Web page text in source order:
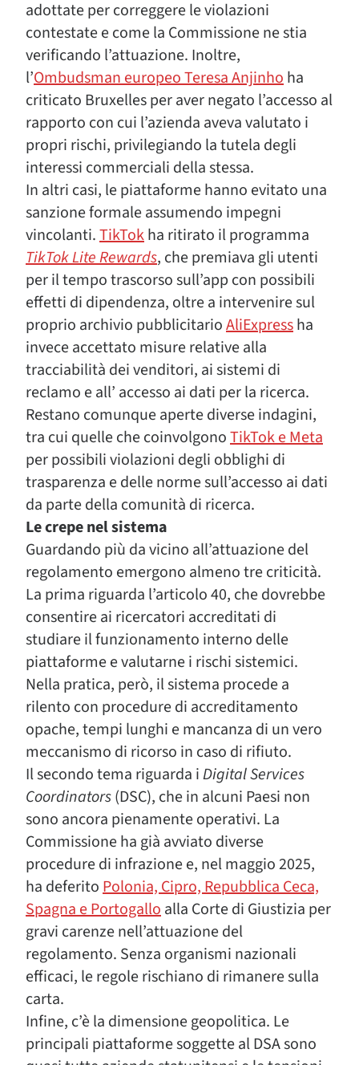
adottate per correggere le violazioni
contestate e come la Commissione ne stia
verificando l’attuazione. Inoltre,
l’Ombudsman europeo Teresa Anjinhoha
criticato Bruxelles per aver negato l’accesso al
rapporto con cui l’azienda aveva valutato i
propri rischi, privilegiando la tutela degli
interessi commerciali della stessa.
In altri casi, le piattaforme hanno evitato una
sanzione formale assumendo impegni
vincolanti.TikTokha ritirato il programma
TikTok Lite Rewards, che premiava gli utenti
per il tempo trascorso sull’app con possibili
effetti di dipendenza, oltre a intervenire sul
proprio archivio pubblicitarioAliExpressha
invece accettato misure relative alla
tracciabilità dei venditori, ai sistemi di
reclamo e all’ accesso ai dati per la ricerca.
Restano comunque aperte diverse indagini,
tra cui quelle che coinvolgonoTikTok e Meta
per possibili violazioni degli obblighi di
trasparenza e delle norme sull’accesso ai dati
da parte della comunità di ricerca.
Le crepe nel sistema
Guardando più da vicino all’attuazione del
regolamento emergono almeno tre criticità.
La prima riguarda l’articolo 40, che dovrebbe
consentire ai ricercatori accreditati di
studiare il funzionamento interno delle
piattaforme e valutarne i rischi sistemici.
Nella pratica, però, il sistema procede a
rilento con procedure di accreditamento
opache, tempi lunghi e mancanza di un vero
meccanismo di ricorso in caso di rifiuto.
Il secondo tema riguarda iDigital Services
Coordinators(DSC), che in alcuni Paesi non
sono ancora pienamente operativi. La
Commissione ha già avviato diverse
procedure di infrazione e, nel maggio 2025,
ha deferitoPolonia, Cipro, Repubblica Ceca,
Spagna e Portogalloalla Corte di Giustizia per
gravi carenze nell’attuazione del
regolamento. Senza organismi nazionali
efficaci, le regole rischiano di rimanere sulla
carta.
Infine, c’è la dimensione geopolitica. Le
principali piattaforme soggette al DSA sono